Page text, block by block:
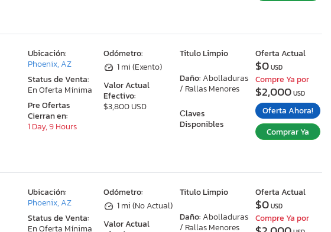
Odómetro:
1 mi (Exento)
Valor Actual
Efectivo:
$3,800 USD
Titulo Limpio
Daño: Abolladuras
/ Rallas Menores
Сlaves
Disponibles
Ubicación:
Phoenix, AZ
Status de Venta:
En Oferta Mínima
Pre Ofertas
Cierran en:
1 Day, 9 Hours
Oferta Actual
$0USD
Compre Ya por
$2,000USD
Oferta Ahora!
Comprar Ya
Odómetro:
1 mi (No Actual)
Valor Actual
Titulo Limpio
Daño: Abolladuras
/ Rallas Menores
Ubicación:
Phoenix, AZ
Status de Venta:
En Oferta Mínima
Oferta Actual
$0USD
Compre Ya por